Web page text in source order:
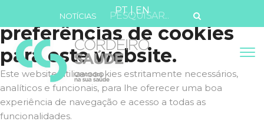
Defina as suas
preferências de cookies
para este website.
Este website utiliza cookies estritamente necessários,
analíticos e funcionais, para lhe oferecer uma boa
experiência de navegação e acesso a todas as
funcionalidades.
PT| EN
NOTÍCIAS